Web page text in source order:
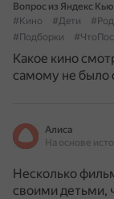
Вопрос из Яндекс Кью
#Кино
#Дети
#Подборки
Какое кино
самому не было
Алиса
Несколько
своими детьми,